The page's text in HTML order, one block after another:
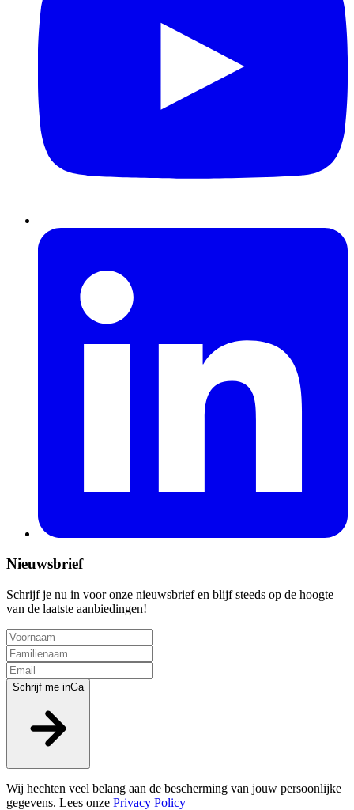
Nieuwsbrief
Schrijf je nu in voor onze nieuwsbrief en blijf steeds op de hoogte
van de laatste aanbiedingen!
Schrijf me inGa
Wij hechten veel belang aan de bescherming van jouw persoonlijke
gegevens. Lees onze Privacy Policy